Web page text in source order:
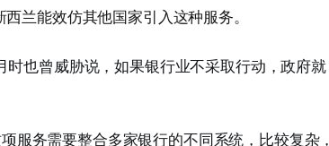
兰能效仿其他国家引入这种服务。
也曾威胁说，如果银行业不采取行动，政府就
服务需要整合多家银行的不同系统，比较复杂，